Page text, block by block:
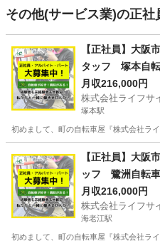
その他(サービス業)の正社
【正社員】大阪
タッフ 塚本自
識経験不問！経
月収216,000円
株式会社ライフサ
塚本駅
初めまして、町の自転車屋『株式会社ラ
塚本駅 その他
【正社員】大阪
ッフ 鷺洲自転
経験不問！経験
月収216,000円
株式会社ライフサ
海老江駅
初めまして、町の自転車屋『株式会社ラ